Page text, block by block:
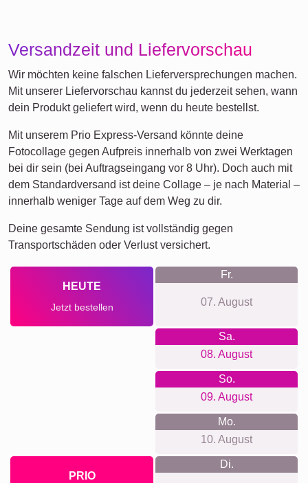
Account erstellen. Wir bieten Preistransparenz, hochwertige
Materialien und arbeiten nachhaltig.
Denke an die vielen Gelegenheiten, bei denen eine
Fotocollage das perfekte Geschenk sein kann: Von
Geburtstagen, Hochzeiten, über Jubiläen bis hin zu
Abschiedsfeiern oder einfach, um einem geliebten
Collage spricht Bände und berührt.
Collage erstellen
Versandzeit und Liefervorschau
Wir möchten keine falschen Lieferversprechungen machen.
Mit unserer Liefervorschau kannst du jederzeit sehen, wann
dein Produkt geliefert wird, wenn du heute bestellst.